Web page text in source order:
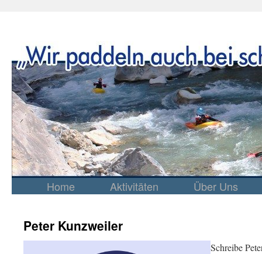
SpringeHome Aktivitäten Über Uns
Peter Kunzweiler
Schreibe